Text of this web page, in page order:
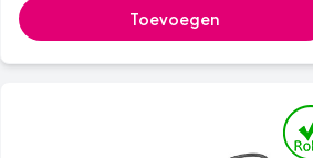
Toevoegen